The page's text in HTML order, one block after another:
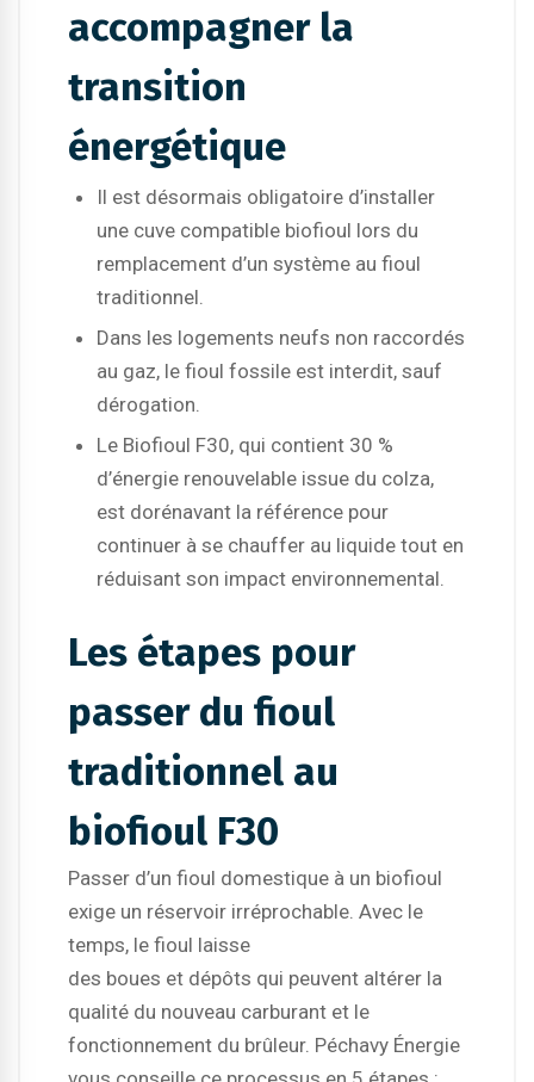
accompagner la
transition
énergétique
Il est désormais obligatoire d’installer
une cuve compatible biofioul lors du
remplacement d’un système au fioul
traditionnel.
Dans les logements neufs non raccordés
au gaz, le fioul fossile est interdit, sauf
dérogation.
Le Biofioul F30, qui contient 30 %
d’énergie renouvelable issue du colza,
est dorénavant la référence pour
continuer à se chauffer au liquide tout en
réduisant son impact environnemental.
Les étapes pour
passer du fioul
traditionnel au
biofioul F30
Passer d’un fioul domestique à un biofioul
exige un réservoir irréprochable. Avec le
temps, le fioul laisse
des boues et dépôts qui peuvent altérer la
qualité du nouveau carburant et le
fonctionnement du brûleur. Péchavy Énergie